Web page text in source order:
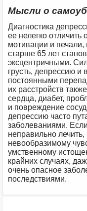
Мысли о
Диагностика
ее нелегко отличить
мотивации и
старше 65 лет
эксцентричными.
грусть, депрессию и
постоянными
их расстройств
сердца, диабет,
и повреждение
депрессию часто
заболеваниями.
неправильно
невообразимому
умственному
крайних случаях,
очень опасное
последствиями.